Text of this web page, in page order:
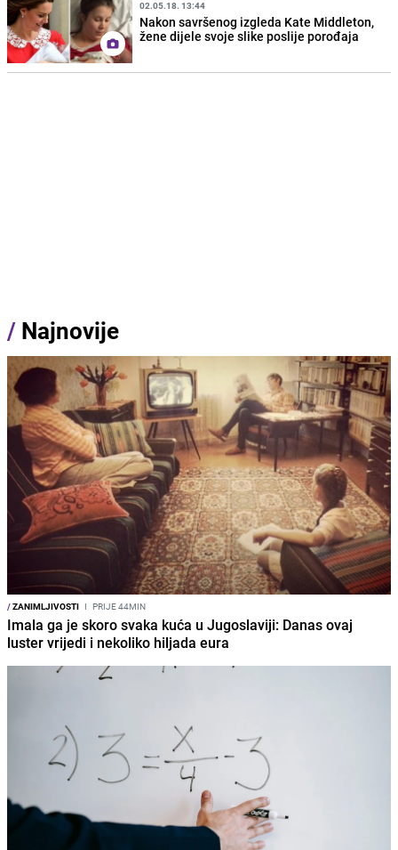
02.05.18. 13:44
Nakon savršenog izgleda Kate Middleton,
žene dijele svoje slike poslije porođaja
/ Najnovije
/ZANIMLJIVOSTI I PRIJE 44MIN
Imala ga je skoro svaka kuća u Jugoslaviji: Danas ovaj
luster vrijedi i nekoliko hiljada eura